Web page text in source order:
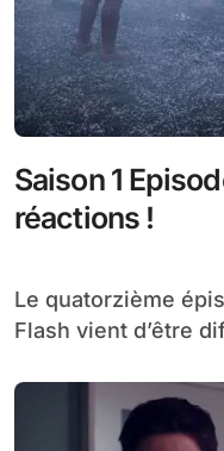
Saison 1
réactions !
Le quatorzième épisode de la saison 1 de The
Flash vient d’être